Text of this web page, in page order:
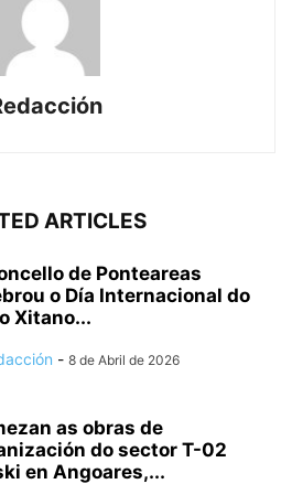
ARTICLES
de Ponteareas
o Día Internacional do
Xitano...
- 8 de Abril de 2026
as obras de
do sector T-02
en Angoares,...